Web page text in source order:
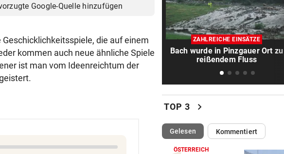
Google-Quelle hinzufügen
die auf einem
kommen auch neue ähnliche Spiele
ist man vom Ideenreichtum der
Hass begegnet“
TRUMP DROHT: vor
Lange Haftstrafen für
über Waffenengpässe
Sieg! Austria stößt die Tür
Play-off weit auf
Irre! Salzburg – Pafos wegen
Sintflut unterbrochen
ZAHLREICHE EINSÄTZE
Bach wurde in Pinzgauer Ort zu
reißendem Fluss
TOP 3 chevron_right
Gelesen(ausgewählt)Kommentiert
ÖSTERREICH